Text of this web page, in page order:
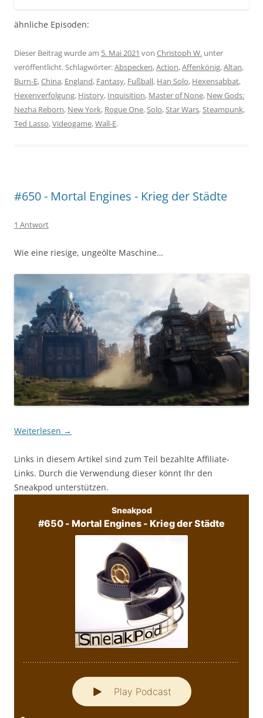
ähnliche Episoden:
Dieser Beitrag wurde am 5. Mai 2021 von Christoph W. unter
veröffentlicht. Schlagwörter:Abspecken,Action,Affenkönig,Altan,
Burn-E,China, England, Fantasy, Fußball, Han Solo, Hexensabbat,
Hexenverfolgung, History, Inquisition, Master of None, New Gods:
Nezha Reborn, New York, Rogue One,Solo,Star Wars,Steampunk,
Ted Lasso,Videogame,Wall-E.
#650 - Mortal Engines - Krieg der Städte
1 Antwort
Wie eine riesige, ungeölte Maschine…
Weiterlesen →
Links in diesem Artikel sind zum Teil bezahlte Affiliate-
Links. Durch die Verwendung dieser könnt Ihr den
Sneakpod unterstützen.